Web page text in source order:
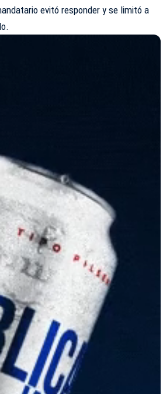
evitó responder y se limitó a